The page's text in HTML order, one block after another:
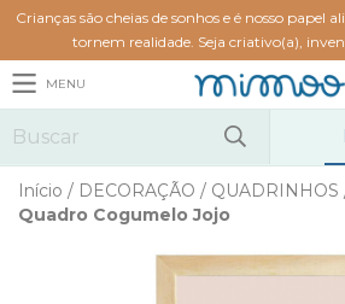
Crianças são cheias de sonhos e é nosso papel
tornem realidade. Seja criativo(a),
MENU
Início / DECORAÇÃO / QUADRINHOS
Quadro Cogumelo Jojo